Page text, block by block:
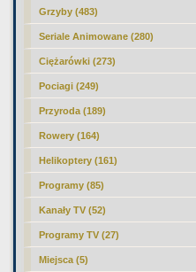
Grzyby (483)
Seriale Animowane (280)
Ciężarówki (273)
Pociagi (249)
Przyroda (189)
Rowery (164)
Helikoptery (161)
Programy (85)
Kanały TV (52)
Programy TV (27)
Miejsca (5)